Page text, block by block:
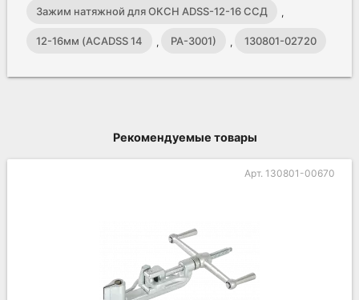
Зажим натяжной для ОКСН ADSS-12-16 ССД ,
12-16мм (ACADSS 14 , PA-3001) , 130801-02720
Рекомендуемые товары
Арт. 130801-00670